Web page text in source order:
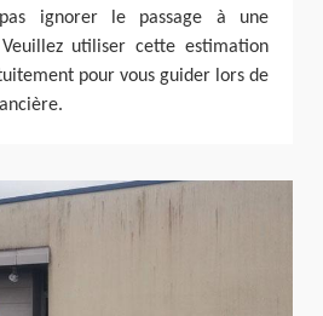
ignorer le passage à une
utiliser cette estimation
pour vous guider lors de